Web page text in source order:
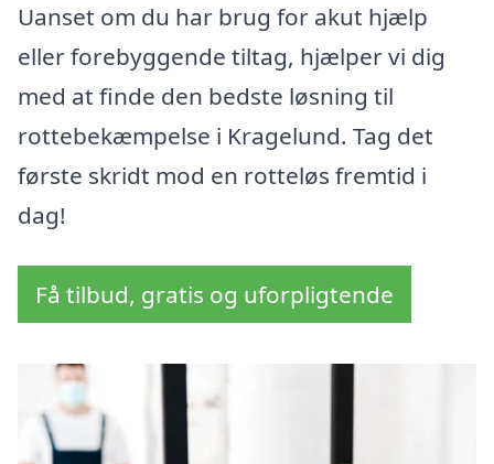
Uanset om du har brug for akut hjælp
eller forebyggende tiltag, hjælper vi dig
med at finde den bedste løsning til
rottebekæmpelse i Kragelund. Tag det
første skridt mod en rotteløs fremtid i
dag!
Få tilbud, gratis og uforpligtende